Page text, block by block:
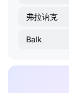
弗拉讷克
Balk